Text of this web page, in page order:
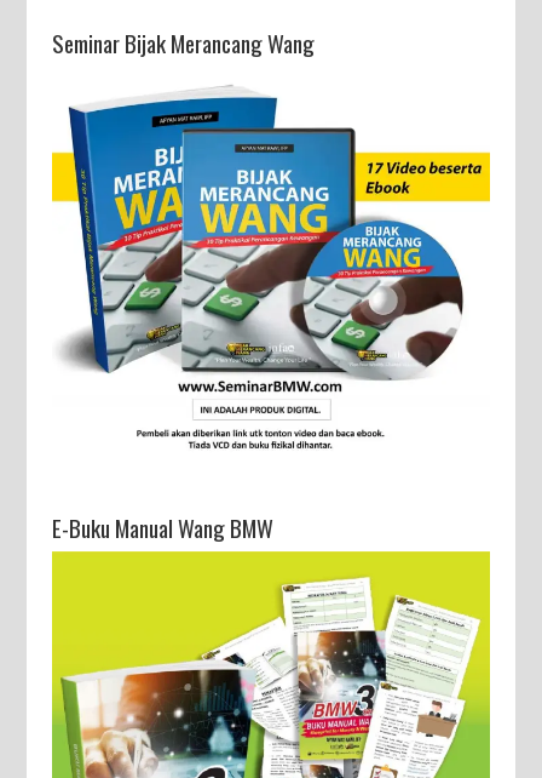
Seminar Bijak Merancang Wang
E-Buku Manual Wang BMW